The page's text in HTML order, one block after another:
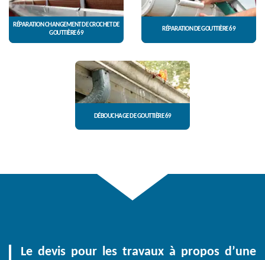
RÉPARATION CHANGEMENT DE CROCHET DE
GOUTTIÈRE 69
RÉPARATION DE GOUTTIÈRE 69
DÉBOUCHAGE DE GOUTTIÈRE 69
Le devis pour les travaux à propos d’une